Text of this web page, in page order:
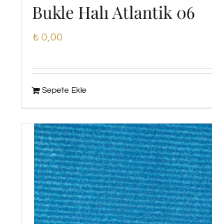
Bukle Halı Atlantik 06
₺0,00
Sepete Ekle